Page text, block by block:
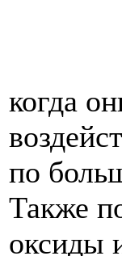
когда
по
Также
оксиды